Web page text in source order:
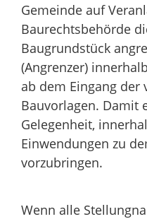
Gemeinde auf
Baurechtsbehörde
Baugrundstück
(Angrenzer)
ab dem Eingang der
Bauvorlagen. Damit
Gelegenheit,
Einwendungen zu
vorzubringen.
Wenn alle